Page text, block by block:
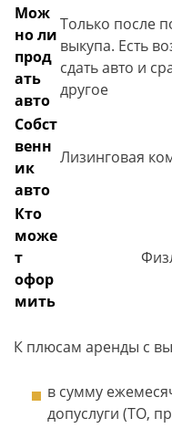
Мож
но ли
прод
ать
авто
Только после
выкупа. Есть
сдать авто и
другое
Собст
венн
ик
авто
Лизинговая
Кто
може
т
офор
мить
К плюсам аренды с
в сумму
допуслуги (ТО,